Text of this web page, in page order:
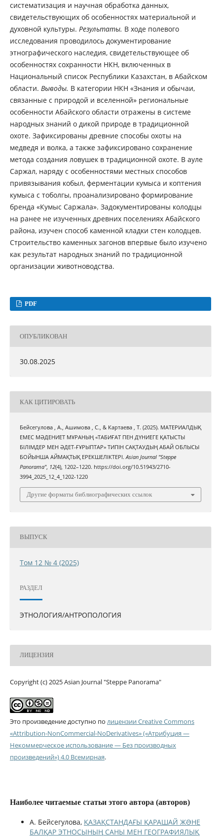
систематизация и научная обработка данных,
свидетельствующих об особенностях материальной и
духовной культуры. Результаты. В ходе полевого
исследования проводилось документирование
этнографического наследия, свидетельствующее об
особенностях сохранности НКН, включенных в
Национальный список Республики Казахстан, в Абайском
области. Выводы. В категории НКН «Знания и обычаи,
связанные с природой и вселенной» региональные
особенности Абайского области отражены в системе
народных знаний о дикой природе в традиционной
охоте. Зафиксированы древние способы охоты на
медведя и волка, а также зафиксировано сохранение
метода создания ловушек в традиционной охоте. В ауле
Саржал, наряду с особенностями местных способов
привязывания кобыл, ферментации кумыса и коптения
кумыса с тоболгы, проанализировано формирование
бренда «Кумыс Саржала». Задокументированы колодцы
на ранее не изученных древних поселениях Абайского
района, изучен способ каменной кладки стен колодцев.
Строительство каменных загонов впервые было изучено
как результат народных знаний по традиционной
организации животноводства.
PDF
ОПУБЛИКОВАН
30.08.2025
КАК ЦИТИРОВАТЬ
Бейсегулова , А., Ашимова , С., & Картаева , Т. (2025). МАТЕРИАЛДЫҚ
ЕМЕС МӘДЕНИЕТ МҰРАНЫҢ «ТАБИҒАТ ПЕН ДҮНИЕГЕ ҚАТЫСТЫ
БІЛІМДЕР МЕН ӘДЕТ-ҒҰРЫПТАР» ТИПІН САҚТАУДЫҢ АБАЙ ОБЛЫСЫ
БОЙЫНША АЙМАҚТЫҚ ЕРЕКШЕЛІКТЕРІ.Asian Journal "Steppe
Panorama", 12(4), 1202–1220. https://doi.org/10.51943/2710-
3994_2025_12_4_1202-1220
Другие форматы библиографических ссылок
ВЫПУСК
Том 12 № 4 (2025)
РАЗДЕЛ
ЭТНОЛОГИЯ/АНТРОПОЛОГИЯ
ЛИЦЕНЗИЯ
Copyright (c) 2025 Asian Journal "Steppe Panorama"
Это произведение доступно по лицензии Creative Commons
«Attribution-NonCommercial-NoDerivatives» («Атрибуция —
Некоммерческое использование — Без производных
произведений») 4.0 Всемирная.
Наиболее читаемые статьи этого автора (авторов)
А. Бейсегулова, ҚАЗАҚСТАНДАҒЫ ҚАРАШАЙ ЖƏНЕ
БАЛҚАР ЭТНОСЫНЫҢ САНЫ МЕН ГЕОГРАФИЯЛЫҚ